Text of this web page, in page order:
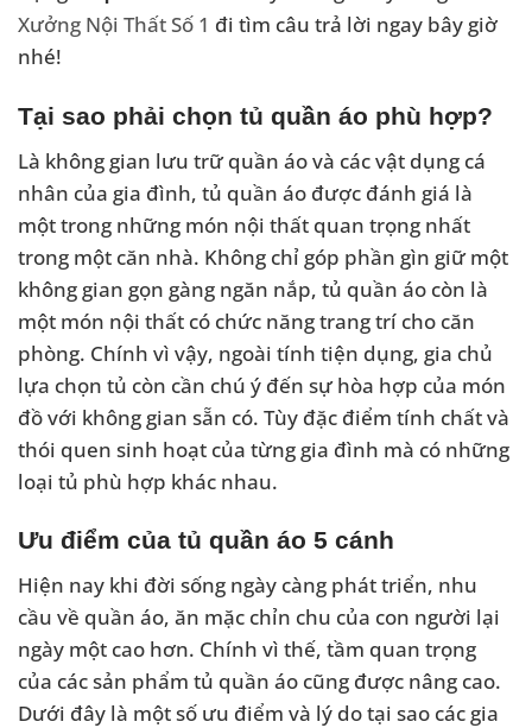
Xưởng Nội Thất Số 1 đi tìm câu trả lời ngay bây giờ
nhé!
Tại sao phải chọn tủ quần áo phù hợp?
Là không gian lưu trữ quần áo và các vật dụng cá
nhân của gia đình, tủ quần áo được đánh giá là
một trong những món nội thất quan trọng nhất
trong một căn nhà. Không chỉ góp phần gìn giữ một
không gian gọn gàng ngăn nắp, tủ quần áo còn là
một món nội thất có chức năng trang trí cho căn
phòng. Chính vì vậy, ngoài tính tiện dụng, gia chủ
lựa chọn tủ còn cần chú ý đến sự hòa hợp của món
đồ với không gian sẵn có. Tùy đặc điểm tính chất và
thói quen sinh hoạt của từng gia đình mà có những
loại tủ phù hợp khác nhau.
Ưu điểm của tủ quần áo 5 cánh
Hiện nay khi đời sống ngày càng phát triển, nhu
cầu về quần áo, ăn mặc chỉn chu của con người lại
ngày một cao hơn. Chính vì thế, tầm quan trọng
của các sản phẩm tủ quần áo cũng được nâng cao.
Dưới đây là một số ưu điểm và lý do tại sao các gia